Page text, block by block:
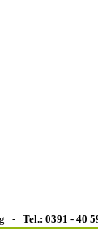
- Tel.: 0391 - 40